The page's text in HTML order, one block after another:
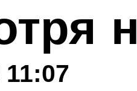
11:07